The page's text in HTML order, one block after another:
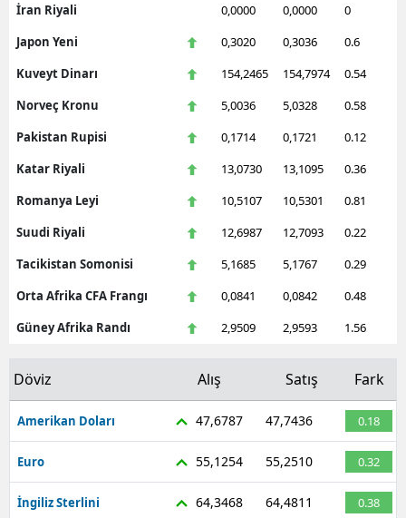
İran Riyali
0,0000 0,0000
0
Japon Yeni
0,3020 0,3036
0.6
Kuveyt Dinarı
154,2465 154,7974
0.54
Norveç Kronu
5,0036 5,0328
0.58
Pakistan Rupisi
0,1714 0,1721
0.12
Katar Riyali
13,0730 13,1095
0.36
Romanya Leyi
10,5107 10,5301
0.81
Suudi Riyali
12,6987 12,7093
0.22
Tacikistan Somonisi
5,1685 5,1767
0.29
Orta Afrika CFA Frangı
0,0841 0,0842
0.48
Güney Afrika Randı
2,9509 2,9593 1.56
Döviz Alış Satış Fark
Amerikan Doları 47,6787 47,7436 0.18
Euro 55,1254 55,2510 0.32
İngiliz Sterlini 64,3468 64,4811 0.38